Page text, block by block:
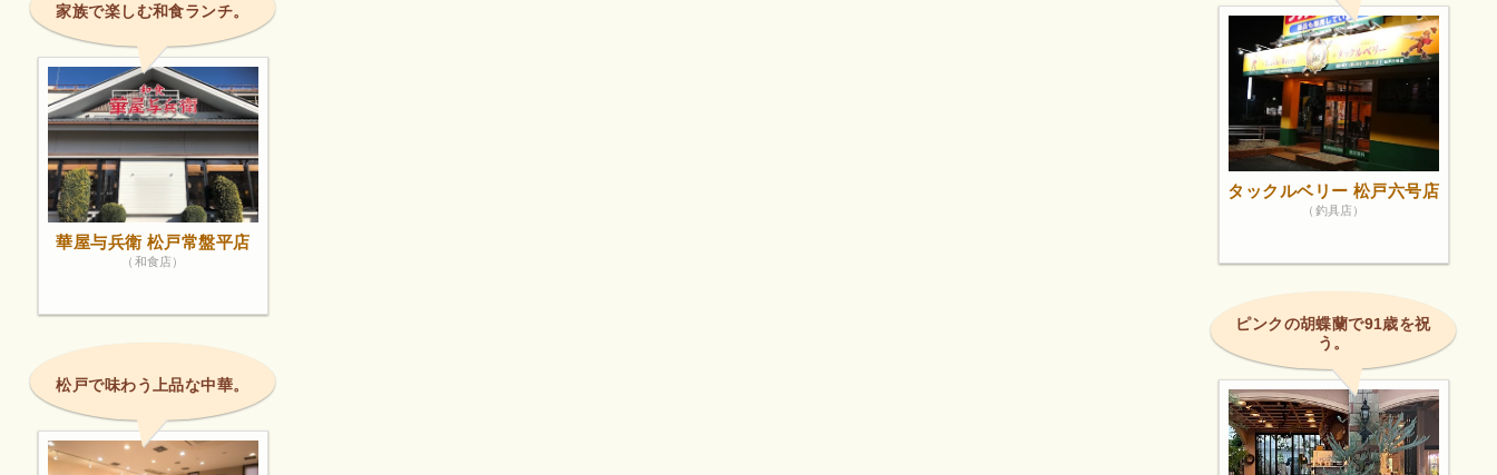
家族で楽しむ和食ランチ。
華屋与兵衛 松戸常盤平店
（和食店）
松戸で味わう上品な中華。
タックルベリー 松戸六号店
（釣具店）
ピンクの胡蝶蘭で91歳を祝
う。